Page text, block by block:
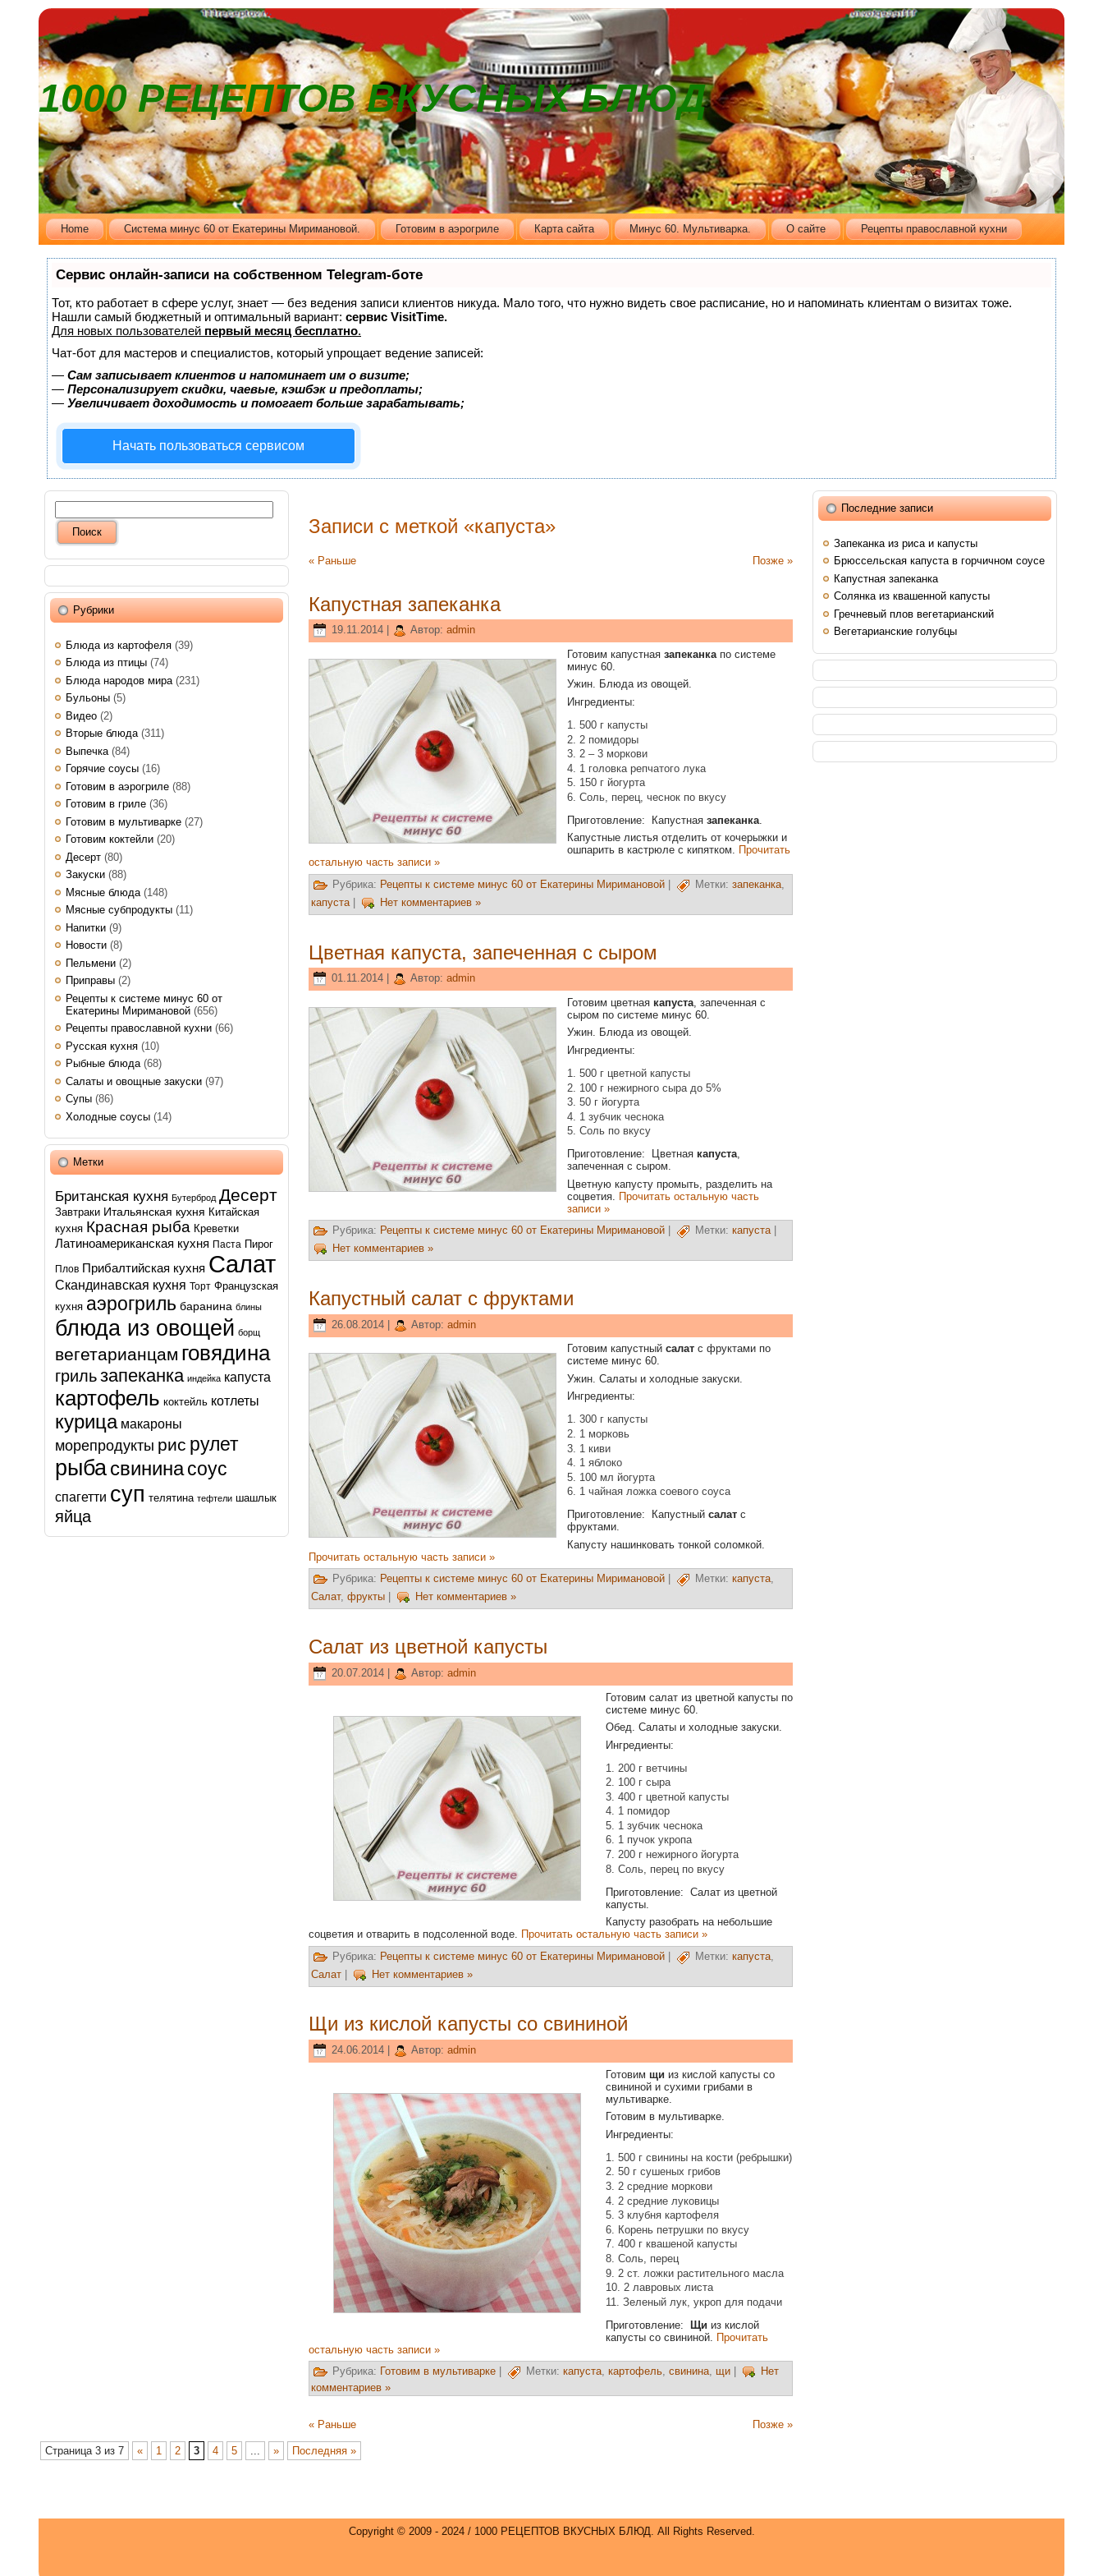
1000 РЕЦЕПТОВ ВКУСНЫХ БЛЮД
Home Cистема минус 60 от Екатерины Миримановой. Готовим в аэрогриле Карта сайта Минус 60. Мультиварка. О сайте Рецепты православной кухни
Сервис онлайн-записи на собственном Telegram-боте
Тот, кто работает в сфере услуг, знает — без ведения записи клиентов никуда. Мало того, что нужно видеть свое расписание, но и напоминать клиентам о визитах тоже.
Нашли самый бюджетный и оптимальный вариант: сервис VisitTime.
Для новых пользователей первый месяц бесплатно.
Чат-бот для мастеров и специалистов, который упрощает ведение записей:
— Сам записывает клиентов и напоминает им о визите;
— Персонализирует скидки, чаевые, кэшбэк и предоплаты;
— Увеличивает доходимость и помогает больше зарабатывать;
Начать пользоваться сервисом
Рубрики
Блюда из картофеля (39)
Блюда из птицы (74)
Блюда народов мира (231)
Бульоны (5)
Видео (2)
Вторые блюда(311)
Выпечка (84)
Горячие соусы (16)
Готовим в аэрогриле (88)
Готовим в гриле (36)
Готовим в мультиварке (27)
Готовим коктейли (20)
Десерт (80)
Закуски (88)
Мясные блюда (148)
Мясные субпродукты (11)
Напитки (9)
Новости (8)
Пельмени (2)
Приправы (2)
Рецепты к системе минус 60 от
Екатерины Миримановой (656)
Рецепты православной кухни (66)
Русская кухня (10)
Рыбные блюда(68)
Салаты и овощные закуски (97)
Супы (86)
Холодные соусы (14)
Метки
Британская кухня Бутерброд Десерт
Завтраки Итальянская кухня Китайская
кухня Красная рыба Креветки
Латиноамериканская кухня Паста Пирог
Плов Прибалтийская кухня Салат
Скандинавская кухня Торт Французская
кухня аэрогриль баранина блины
блюда из овощей борщ
вегетарианцам говядина
грильзапеканка индейка капуста
картофель коктейль котлеты
курица макароны
морепродукты рис рулет
рыбасвининасоус
спагетти суп телятина тефтели шашлык
яйца
Записи с меткой «капуста»
« Раньше Позже »
Капустная запеканка
19.11.2014 | Автор: admin
Готовим капустная запеканка по системе
минус 60.
Ужин. Блюда из овощей.
Ингредиенты:
500 г капусты
2 помидоры
2 – 3 моркови
1 головка репчатого лука
150 г йогурта
Соль, перец, чеснок по вкусу
Приготовление: Капустная запеканка
Капустные листья отделить от кочерыжки и
ошпарить в кастрюле с кипятком. Прочитать
остальную часть записи »
Рубрика: Рецепты к системе минус 60 от Екатерины Миримановой Метки: запеканка,
капуста| Нет комментариев »
Цветная капуста, запеченная с сыром
01.11.2014 | Автор: admin
Готовим цветная капуста , запеченная с
сыром по системе минус 60.
Ужин. Блюда из овощей.
Ингредиенты:
500 г цветной капусты
100 г нежирного сыра до 5%
50 г йогурта
1 зубчик чеснока
Соль по вкусу
Приготовление: Цветная капуста,
запеченная с сыром.
Цветную капусту промыть, разделить на
соцветия.
Прочитать остальную часть
записи »
Рубрика: Рецепты к системе минус 60 от Екатерины Миримановой Метки: капуста|
Нет комментариев »
Капустный салат с фруктами
26.08.2014 | Автор: admin
Готовим капустный салат с фруктами по
системе минус 60.
Ужин. Салаты и холодные закуски.
Ингредиенты:
300 г капусты
1 морковь
1 киви
1 яблоко
100 мл йогурта
1 чайная ложка соевого соуса
Приготовление: Капустный салат с
фруктами.
Капусту нашинковать тонкой соломкой.
Прочитать остальную часть записи »
Рубрика: Рецепты к системе минус 60 от Екатерины Миримановой Метки: капуста,
Салат, фрукты Нет комментариев »
Салат из цветной капусты
20.07.2014 | Автор: admin
Готовим салат из цветной капусты по
системе минус 60.
Обед. Салаты и холодные закуски.
Ингредиенты:
200 г ветчины
100 г сыра
400 г цветной капусты
1 помидор
1 зубчик чеснока
1 пучок укропа
200 г нежирного йогурта
Соль, перец по вкусу
Приготовление: Салат из цветной
капусты.
Капусту разобрать на небольшие
соцветия и отварить в подсоленной воде. Прочитать остальную часть записи »
Рубрика: Рецепты к системе минус 60 от Екатерины Миримановой Метки: капуста,
Салат
Нет комментариев »
Щи из кислой капусты со свининой
24.06.2014 | Автор: admin
Готовим щи из кислой капусты со
свининой и сухими грибами в
мультиварке.
Готовим в мультиварке.
Ингредиенты:
500 г свинины на кости (ребрышки)
50 г сушеных грибов
2 средние моркови
2 средние луковицы
3 клубня картофеля
Корень петрушки по вкусу
400 г квашеной капусты
Соль, перец
2 ст. ложки растительного масла
2 лавровых листа
Зеленый лук, укроп для подачи
Приготовление: Щи из кислой
капусты со свининой. Прочитать
остальную часть записи »
Рубрика: Готовим в мультиварке Метки: капуста, картофель, свинина, щи
Нет
комментариев »
« Раньше Позже »
Последние записи
Запеканка из риса и капусты
Брюссельская капуста в горчичном соусе
Капустная запеканка
Солянка из квашенной капусты
Гречневый плов вегетарианский
Вегетарианские голубцы
Страница 3 из 7 « 1 2 3 4 5 ... » Последняя »
Copyright © 2009 - 2024 / 1000 РЕЦЕПТОВ ВКУСНЫХ БЛЮД. All Rights Reserved.